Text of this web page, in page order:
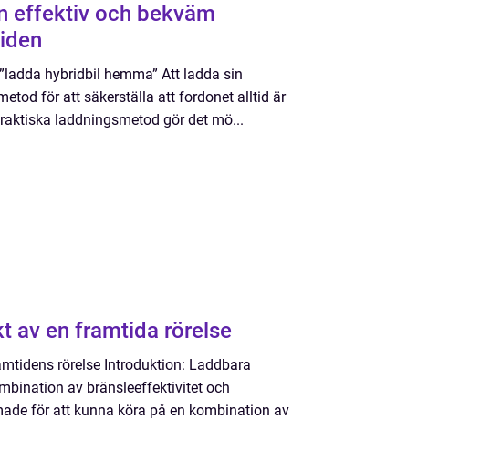
hybridbil hemma” Att ladda sin
för att säkerställa att fordonet alltid är
laddningsmetod gör det mö...
en översikt av en framtida rörelse
rörelse Introduktion: Laddbara
av bränsleeffektivitet och
för att kunna köra på en kombination av